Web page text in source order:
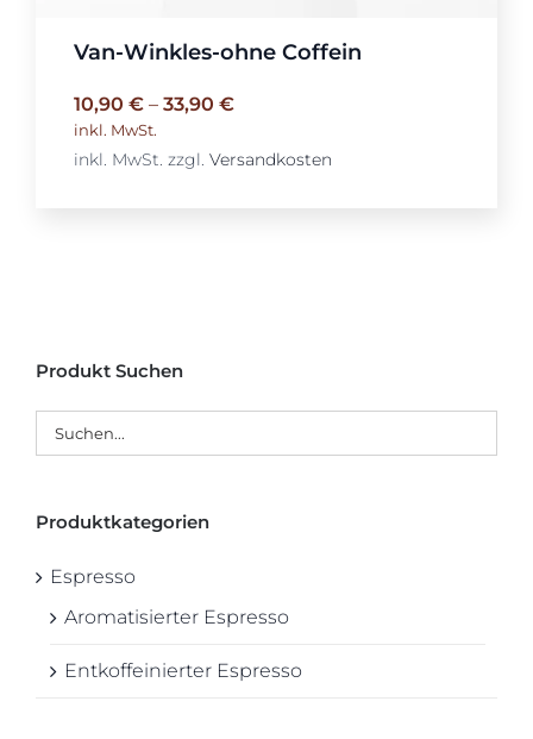
Produkt Suchen
Produktkategorien
Espresso
Aromatisierter Espresso
Entkoffeinierter Espresso
Van-Winkles-ohne Coffein
10,90 €– 33,90 €
inkl. MwSt.
inkl. MwSt. zzgl. Versandkosten